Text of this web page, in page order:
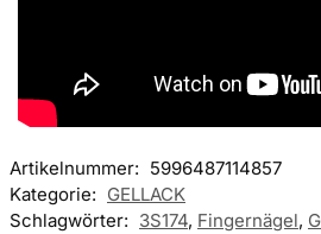
Artikelnummer: 5996487114857
Kategorie: GELLACK
Schlagwörter: 3S174, Fingernägel,